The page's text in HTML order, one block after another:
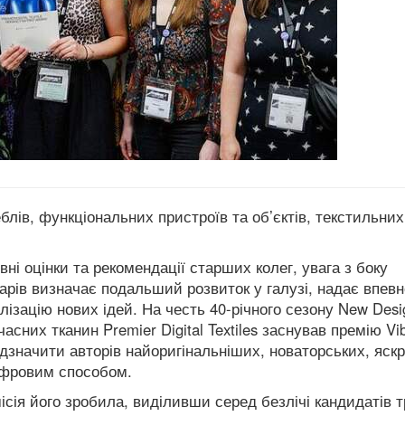
функціональних пристроїв та об’єктів, текстильних
оцінки та рекомендації старших колег, увага з боку
визначає подальший розвиток у галузі, надає
нових ідей. На честь 40-річного сезону New
тканин Premier Digital Textiles заснував премію
авторів найоригінальніших, новаторських,
способом.
його зробила, виділивши серед безлічі кандидатів